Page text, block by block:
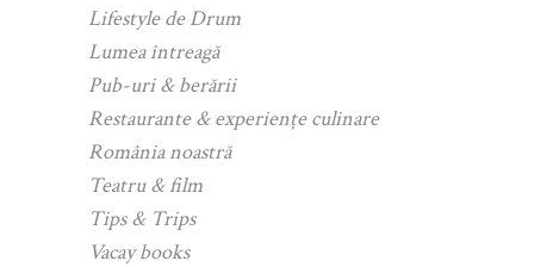
Lifestyle de Drum
Lumea întreagă
Pub-uri & berării
Restaurante & experiențe culinare
România noastră
Teatru & film
Tips & Trips
Vacay books